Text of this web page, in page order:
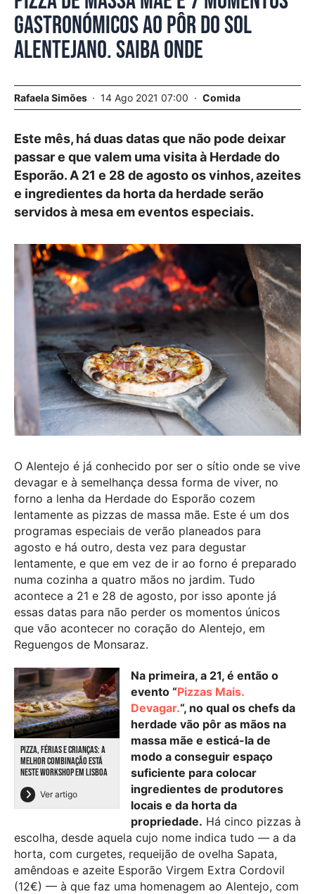
gastronómicos ao pôr do sol
alentejano. Saiba onde
Rafaela Simões 14 Ago 2021 07:00 Comida
Este mês, há duas datas que não pode deixar
passar e que valem uma visita à Herdade do
Esporão. A 21 e 28 de agosto os vinhos, azeites
e ingredientes da horta da herdade serão
servidos à mesa em eventos especiais.
O Alentejo é já conhecido por ser o sítio onde se vive
devagar e à semelhança dessa forma de viver, no
forno a lenha da Herdade do Esporão cozem
lentamente as pizzas de massa mãe. Este é um dos
programas especiais de verão planeados para
agosto e há outro, desta vez para degustar
lentamente, e que em vez de ir ao forno é preparado
numa cozinha a quatro mãos no jardim. Tudo
acontece a 21 e 28 de agosto, por isso aponte já
essas datas para não perder os momentos únicos
que vão acontecer no coração do Alentejo, em
Reguengos de Monsaraz.
PIZZA, FÉRIAS E CRIANÇAS: A
MELHOR COMBINAÇÃO ESTÁ
NESTE WORKSHOP EM LISBOA
Ver artigo
Na primeira, a 21, é então o
evento “Pizzas Mais.
Devagar.“, no qual os chefs da
herdade vão pôr as mãos na
massa mãe e esticá-la de
modo a conseguir espaço
suficiente para colocar
ingredientes de produtores
locais e da horta da
propriedade. Há cinco pizzas à
escolha, desde aquela cujo nome indica tudo — a da
horta, com curgetes, requeijão de ovelha Sapata,
amêndoas e azeite Esporão Virgem Extra Cordovil
(12€) — à que faz uma homenagem ao Alentejo, com